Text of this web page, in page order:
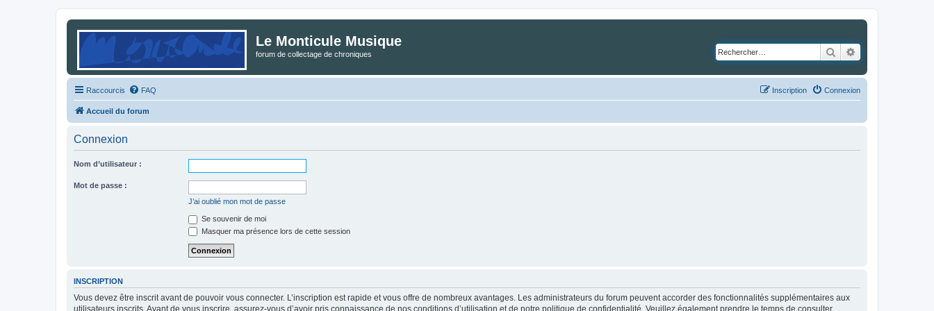
Le Monticule Musique
forum de collectage de chroniques Rechercher
Raccourcis FAQ Connexion
Inscription
Accueil du forum
Connexion
Nom d’utilisateur :
Mot de passe :
J’ai oublié mon mot de passe
Se souvenir de moi
Masquer ma présence lors de cette session
INSCRIPTION
Vous devez être inscrit avant de pouvoir vous connecter. L’inscription est rapide et vous offre de nombreux avantages. Les administrateurs du forum peuvent accorder des fonctionnalités supplémentaires aux
utilisateurs inscrits. Avant de vous inscrire, assurez-vous d’avoir pris connaissance de nos conditions d’utilisation et de notre politique de confidentialité. Veuillez également prendre le temps de consulter